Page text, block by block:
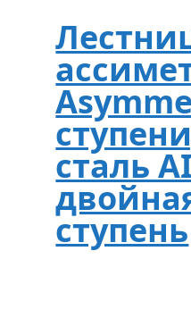
сталь
ступень